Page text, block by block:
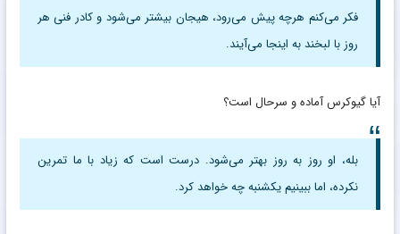
فکر می‌کنم هرچه پیش می‌رود، هیجان بیشتر می‌شود و کادر فنی هر
روز با لبخند به اینجا می‌آیند.
آیا گیوکرس آماده و سرحال است؟
بله، او روز به روز بهتر می‌شود. درست است که زیاد با ما تمرین
نکرده، اما ببینیم یکشنبه چه خواهد کرد.